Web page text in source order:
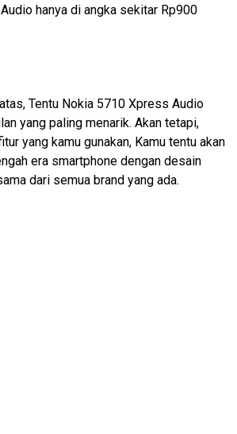
hanya di angka sekitar Rp900
Tentu Nokia 5710 Xpress Audio
yang paling menarik. Akan tetapi,
yang kamu gunakan, Kamu tentu akan
era smartphone dengan desain
dari semua brand yang ada.